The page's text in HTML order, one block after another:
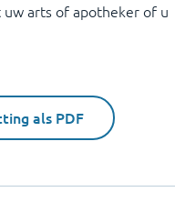
uw arts of apotheker of u
als PDF